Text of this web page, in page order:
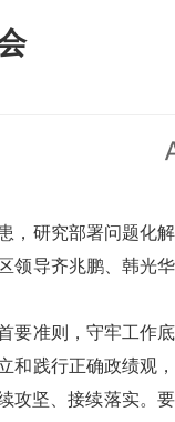
，研究部署问题化
领导齐兆鹏、韩光
要准则，守牢工作
和践行正确政绩观
攻坚、接续落实。